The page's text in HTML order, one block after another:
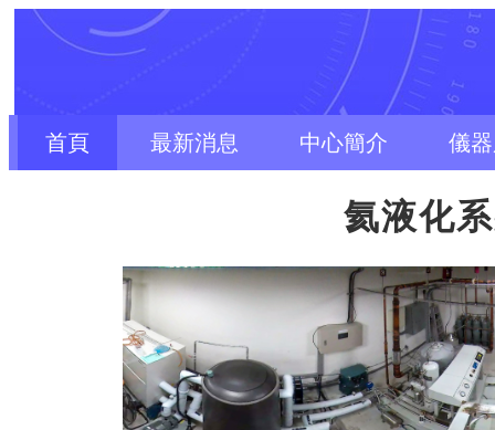
首頁 最新消息 中心簡介 儀
氦液化